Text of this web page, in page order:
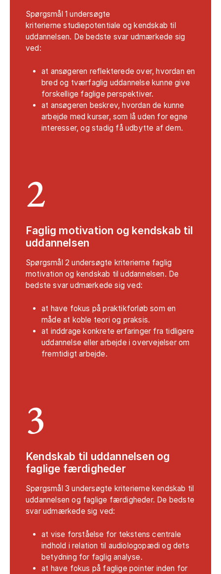
Spørgsmål 1 undersøgte
kriterierne studiepotentiale og kendskab til
uddannelsen. De bedste svar udmærkede sig
ved:
at ansøgeren reflekterede over, hvordan en
bred og tværfaglig uddannelse kunne give
forskellige faglige perspektiver.
at ansøgeren beskrev, hvordan de kunne
arbejde med kurser, som lå uden for egne
interesser, og stadig få udbytte af dem.
2
Faglig motivation og kendskab til
uddannelsen
Spørgsmål 2 undersøgte kriterierne faglig
motivation og kendskab til uddannelsen. De
bedste svar udmærkede sig ved:
at have fokus på praktikforløb som en
måde at koble teori og praksis.
at inddrage konkrete erfaringer fra tidligere
uddannelse eller arbejde i overvejelser om
fremtidigt arbejde.
3
Kendskab til uddannelsen og
faglige færdigheder
Spørgsmål 3 undersøgte kriterierne kendskab til
uddannelsen og faglige færdigheder. De bedste
svar udmærkede sig ved:
at vise forståelse for tekstens centrale
indhold i relation til audiologopædi og dets
betydning for faglig analyse.
at have fokus på faglige pointer inden for